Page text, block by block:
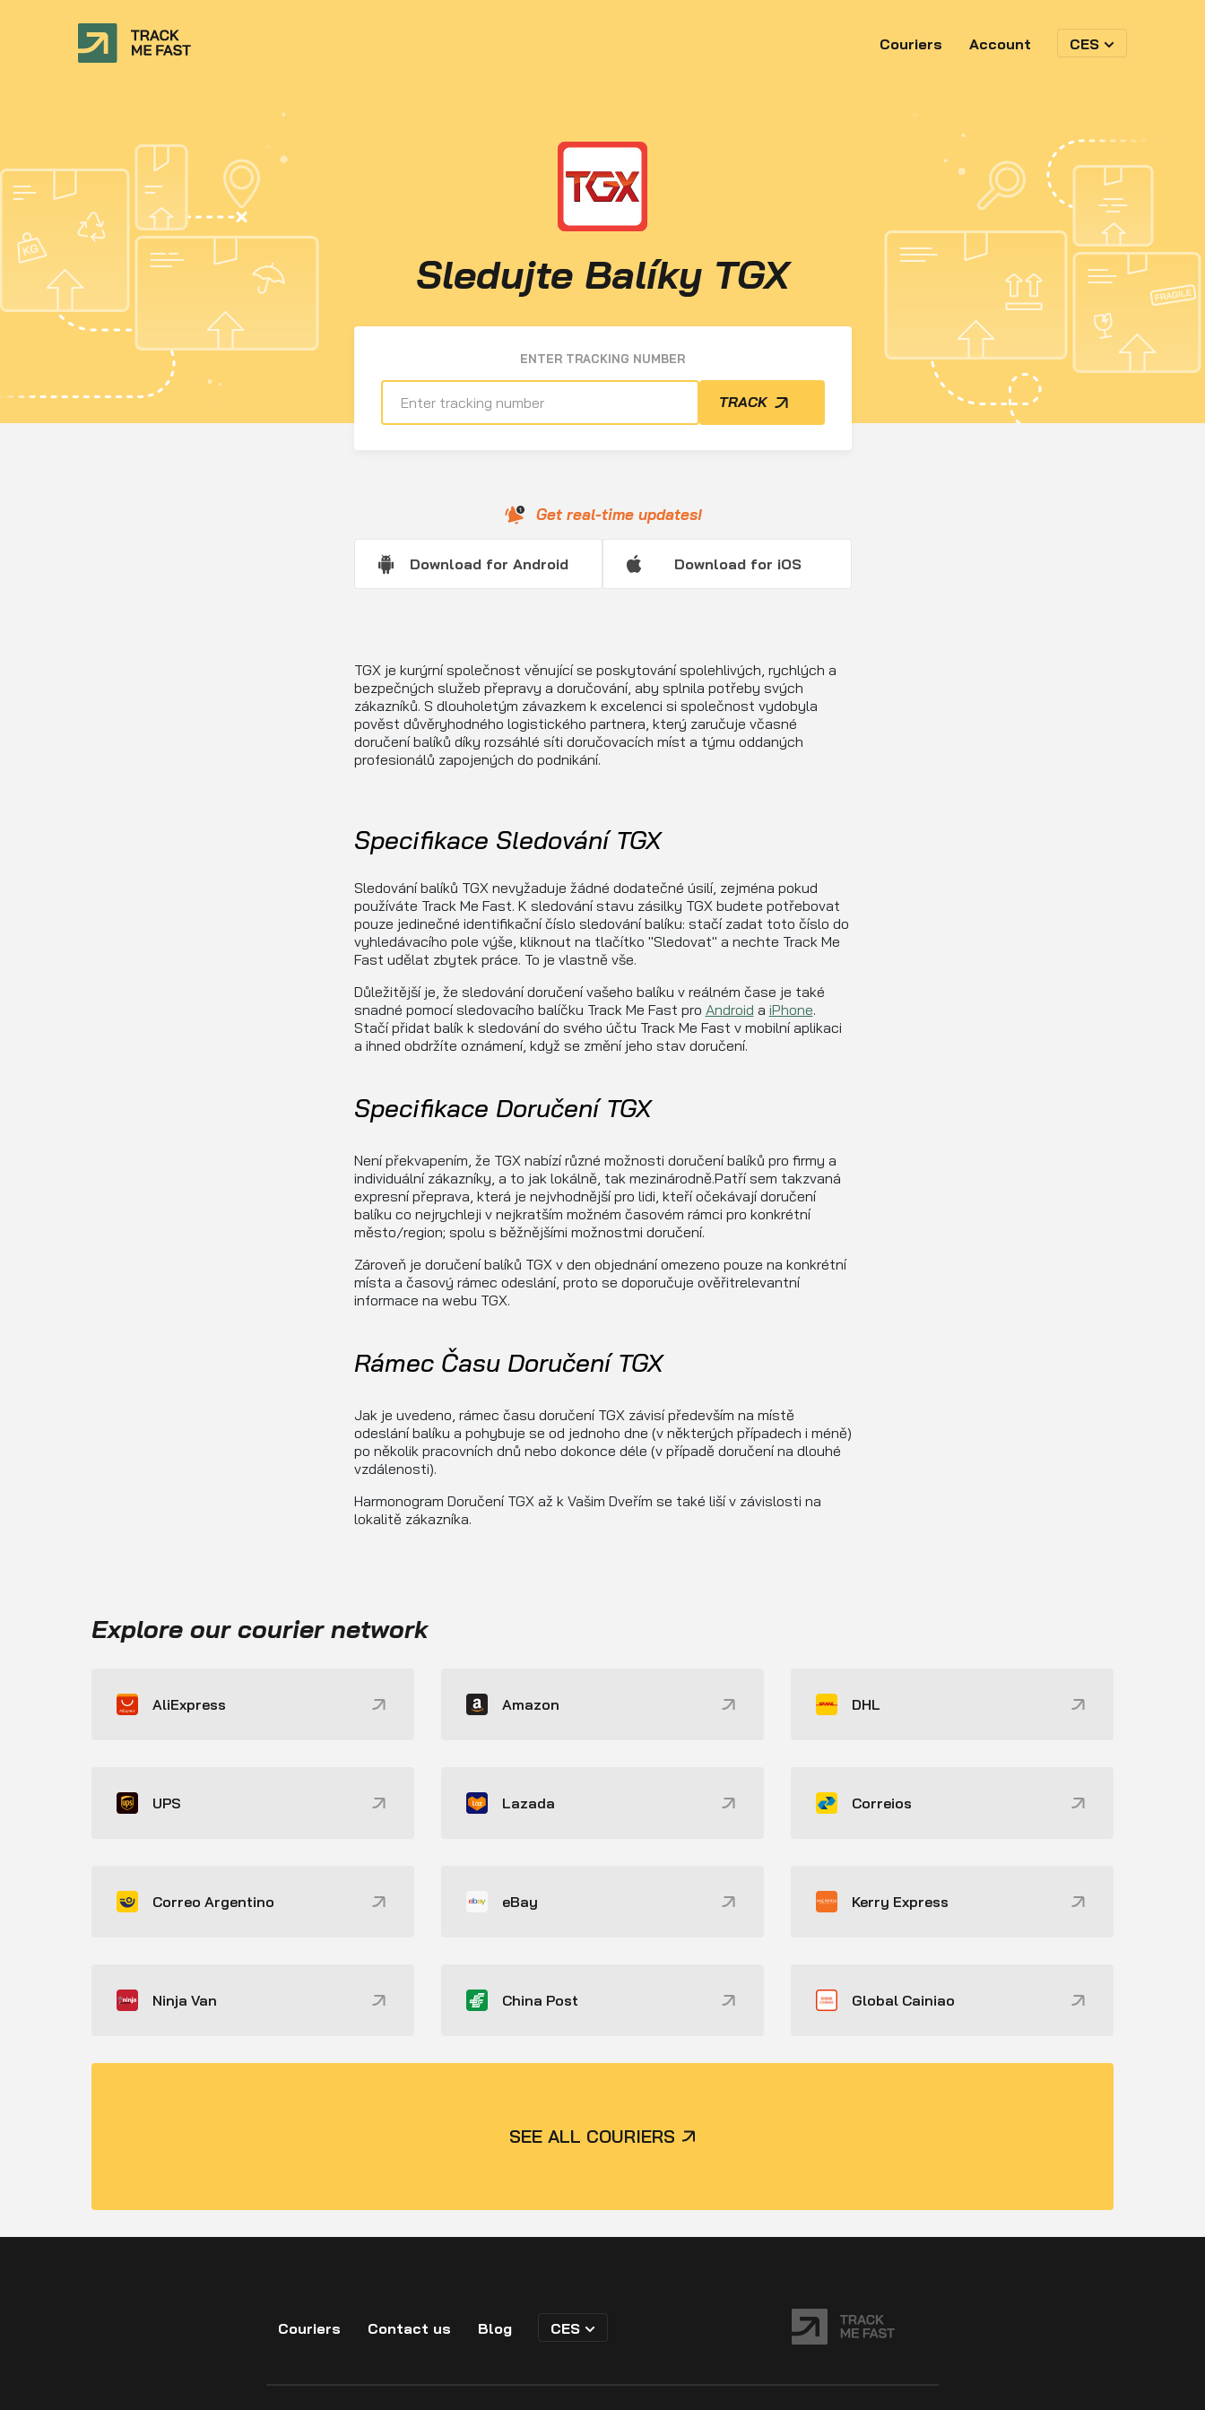
Couriers Account CES
Sledujte Balíky TGX
ENTER TRACKING NUMBER
TRACK
Get real-time updates!
Download for Android Download for iOS
TGX je kurýrní společnost věnující se poskytování spolehlivých, rychlých a
bezpečných služeb přepravy a doručování, aby splnila potřeby svých
zákazníků. S dlouholetým závazkem k excelenci si společnost vydobyla
pověst důvěryhodného logistického partnera, který zaručuje včasné
doručení balíků díky rozsáhlé síti doručovacích míst a týmu oddaných
profesionálů zapojených do podnikání.
Specifikace Sledování TGX
Sledování balíků TGX nevyžaduje žádné dodatečné úsilí, zejména pokud
používáte Track Me Fast. K sledování stavu zásilky TGX budete potřebovat
pouze jedinečné identifikační číslo sledování balíku: stačí zadat toto číslo do
vyhledávacího pole výše, kliknout na tlačítko "Sledovat" a nechte Track Me
Fast udělat zbytek práce. To je vlastně vše.
Důležitější je, že sledování doručení vašeho balíku v reálném čase je také
snadné pomocí sledovacího balíčku Track Me Fast pro Android a iPhone.
Stačí přidat balík k sledování do svého účtu Track Me Fast v mobilní aplikaci
a ihned obdržíte oznámení, když se změní jeho stav doručení.
Specifikace Doručení TGX
Není překvapením, že TGX nabízí různé možnosti doručení balíků pro firmy a
individuální zákazníky, a to jak lokálně, tak mezinárodně.Patří sem takzvaná
expresní přeprava, která je nejvhodnější pro lidi, kteří očekávají doručení
balíku co nejrychleji v nejkratším možném časovém rámci pro konkrétní
město/region; spolu s běžnějšími možnostmi doručení.
Zároveň je doručení balíků TGX v den objednání omezeno pouze na konkrétní
místa a časový rámec odeslání, proto se doporučuje ověřitrelevantní
informace na webu TGX.
Rámec Času Doručení TGX
Jak je uvedeno, rámec času doručení TGX závisí především na místě
odeslání balíku a pohybuje se od jednoho dne (v některých případech i méně)
po několik pracovních dnů nebo dokonce déle (v případě doručení na dlouhé
vzdálenosti).
Harmonogram Doručení TGX až k Vašim Dveřím se také liší v závislosti na
lokalitě zákazníka.
Explore our courier network
AliExpress Amazon DHL
UPS Lazada Correios
Correo Argentino eBay Kerry Express
Ninja Van China Post Global Cainiao
SEE ALL COURIERS
Couriers Contact us Blog CES